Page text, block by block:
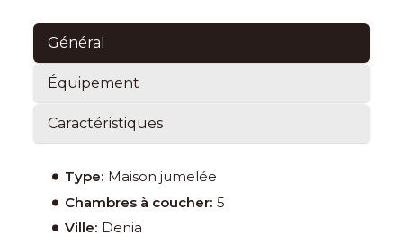
Général
Équipement
Caractéristiques
Type: Maison jumelée
Chambres à coucher: 5
Ville: Denia